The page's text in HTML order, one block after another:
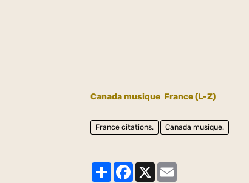
Canada musique France (L-Z)
France citations. Canada musique.
PartagerFacebook
X